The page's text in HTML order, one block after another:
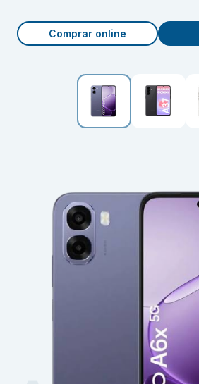
Comprar online